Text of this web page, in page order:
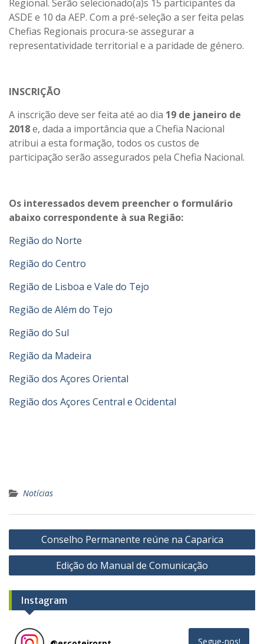
Regional. Serão selecionado(a)s 15 participantes da
ASDE e 10 da AEP. Com a pré-seleção a ser feita pelas
Chefias Regionais procura-se assegurar a
representatividade territorial e a paridade de género.
INSCRIÇÃO
A inscrição deve ser feita até ao dia 19 de janeiro de
2018e, dada a importância que a Chefia Nacional
atribui a esta formação, todos os custos de
participação serão assegurados pela Chefia Nacional.
Os interessados devem preencher o formulário
abaixo correspondente à sua Região:
Região do Norte
Região do Centro
Região de Lisboa e Vale do Tejo
Região de Além do Tejo
Região do Sul
Região da Madeira
Região dos Açores Oriental
Região dos Açores Central e Ocidental
Notícias
Navegação
de
Conselho Permanente reúne na Caparica
Edição do Manual de Comunicação
Instagram
Segue-nos!